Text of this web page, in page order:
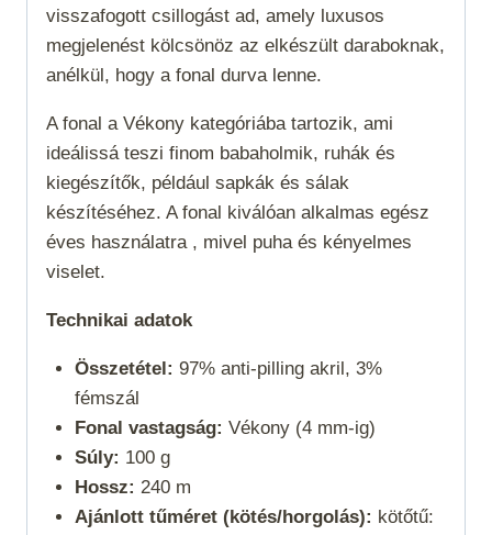
visszafogott csillogást ad, amely luxusos
megjelenést kölcsönöz az elkészült daraboknak,
anélkül, hogy a fonal durva lenne.
A fonal a Vékony kategóriába tartozik, ami
ideálissá teszi finom babaholmik, ruhák és
kiegészítők, például sapkák és sálak
készítéséhez. A fonal kiválóan alkalmas egész
éves használatra , mivel puha és kényelmes
viselet.
Technikai adatok
Összetétel: 97% anti-pilling akril, 3%
fémszál
Fonal vastagság: Vékony (4 mm-ig)
Súly: 100 g
Hossz: 240 m
Ajánlott tűméret (kötés/horgolás): kötőtű: